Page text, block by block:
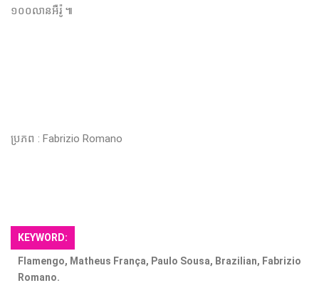
១០០លានអឺរ៉ូ ៕
ប្រភព​ : Fabrizio Romano
KEYWORD:
Flamengo, Matheus França, Paulo Sousa, Brazilian, Fabrizio
Romano.